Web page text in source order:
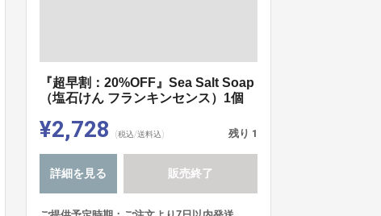
『超早割：20%OFF』Sea Salt Soap
（塩石けん フランキンセンス）1個
¥2,728 (税込/送料込) 残り 1
詳細を見る 販売終了